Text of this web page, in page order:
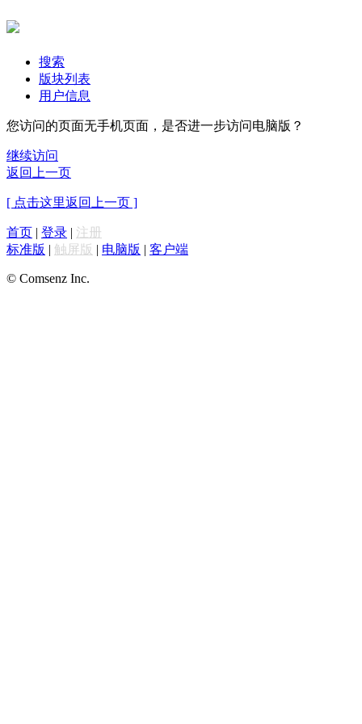
搜索
版块列表
用户信息
您访问的页面无手机页面，是否进一步访问电脑版？
继续访问
返回上一页
[ 点击这里返回上一页 ]
首页 | 登录 | 注册
标准版 | 触屏版 | 电脑版 | 客户端
© Comsenz Inc.